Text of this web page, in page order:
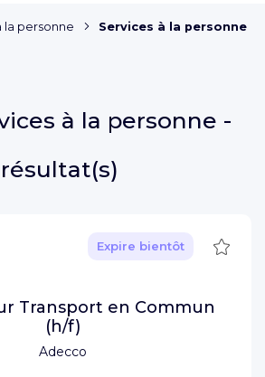
la personne Services à la personne -
à la personne -
résultat(s)
Adecco
Expire bientôt
Transport en Commun
(h/f)